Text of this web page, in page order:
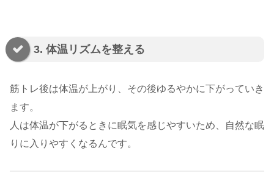
3. 体温リズムを整える
筋トレ後は体温が上がり、その後ゆるやかに下がっていき
ます。
人は体温が下がるときに眠気を感じやすいため、自然な眠
りに入りやすくなるんです。